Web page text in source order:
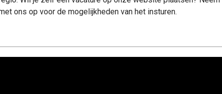
ons op voor de mogelijkheden van het insturen.